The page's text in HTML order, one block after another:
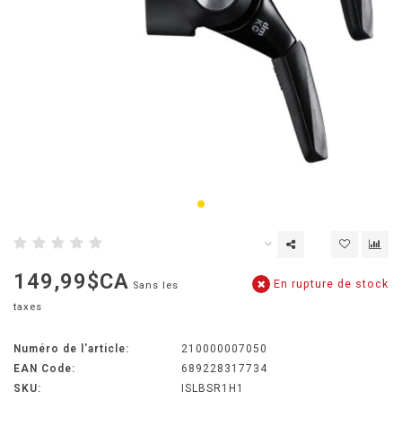
149,99$CA Sans les
taxes
En rupture de stock
Numéro de l'article:
210000007050
EAN Code:
689228317734
SKU:
ISLBSR1H1